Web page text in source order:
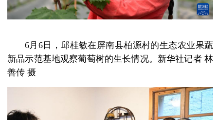
6月6日，邱桂敏在屏南县柏源村的生态农业果蔬
新品示范基地观察葡萄树的生长情况。新华社记者 林
善传 摄